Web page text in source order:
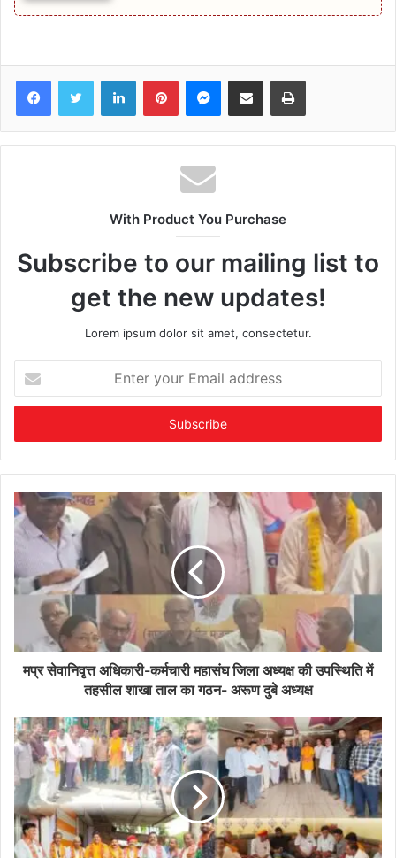
FacebookTwitter LinkedInPinterestMessenger
Share via Email Print
With Product You Purchase
Subscribe to our mailing list to
get the new updates!
Lorem ipsum dolor sit amet, consectetur.
your
Email
मप्र सेवानिवृत्त अधिकारी-कर्मचारी महासंघ जिला अध्यक्ष की उपस्थिति में
तहसील शाखा ताल का गठन- अरूण दुबे अध्यक्ष